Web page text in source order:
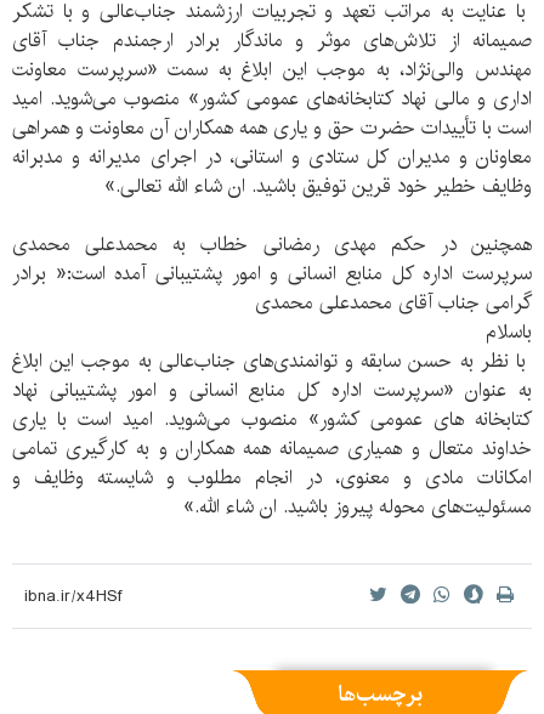
با عنایت به مراتب تعهد و تجربیات ارزشمند جناب‌عالی و با تشکر
صمیمانه از تلاش‌های موثر و ماندگار برادر ارجمندم جناب آقای
مهندس والی‌نژاد، به موجب این ابلاغ به سمت «سرپرست معاونت
اداری و مالی نهاد کتابخانه‌های عمومی کشور» منصوب می‌شوید. امید
است با تأییدات حضرت حق و یاری همه همکاران آن معاونت و همراهی
معاونان و مدیران کل ستادی و استانی، در اجرای مدیرانه و مدبرانه
وظایف خطیر خود قرین توفیق باشید. ان شاء الله تعالی.»
همچنین در حکم مهدی رمضانی خطاب به محمدعلی محمدی
سرپرست اداره کل منابع انسانی و امور پشتیبانی آمده است:« برادر
گرامی جناب آقای محمدعلی محمدی
باسلام
با نظر به حسن سابقه و توانمندی‌های جناب‌عالی به موجب این ابلاغ
به عنوان «سرپرست اداره کل منابع انسانی و امور پشتیبانی نهاد
کتابخانه های عمومی کشور» منصوب می‌شوید. امید است با یاری
خداوند متعال و همیاری صمیمانه همه همکاران و به کارگیری تمامی
امکانات مادی و معنوی، در انجام مطلوب و شایسته وظایف و
مسئولیت‌های محوله پیروز باشید. ان شاء الله.»
برچسب‌ها